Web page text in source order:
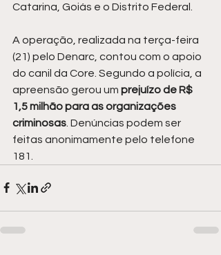
Catarina, Goiás e o Distrito Federal.
A operação, realizada na terça-feira
(21) pelo Denarc, contou com o apoio
do canil da Core. Segundo a polícia, a
apreensão gerou um prejuízo de R$
1,5 milhão para as organizações
criminosas . Denúncias podem ser
feitas anonimamente pelo telefone
181.